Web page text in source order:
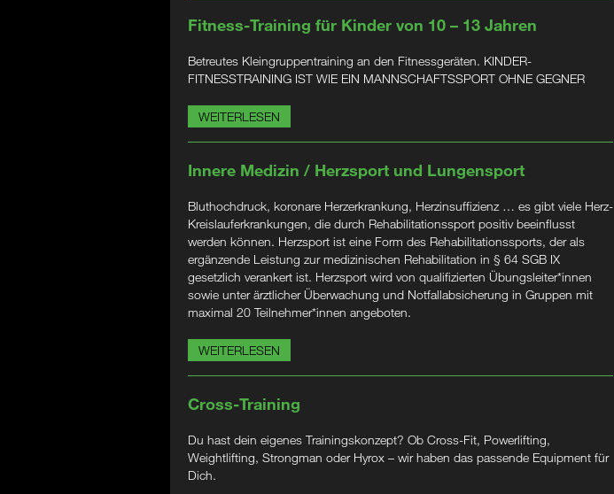
Fitness-Training für Kinder von 10 – 13 Jahren
Betreutes Kleingruppentraining an den Fitnessgeräten. KINDER-
FITNESSTRAINING IST WIE EIN MANNSCHAFTSSPORT OHNE GEGNER
WEITERLESEN
Innere Medizin / Herzsport und Lungensport
Bluthochdruck, koronare Herzerkrankung, Herzinsuffizienz … es gibt viele Herz-
Kreislauferkrankungen, die durch Rehabilitationssport positiv beeinflusst
werden können. Herzsport ist eine Form des Rehabilitationssports, der als
ergänzende Leistung zur medizinischen Rehabilitation in § 64 SGB IX
gesetzlich verankert ist. Herzsport wird von qualifizierten Übungsleiter*innen
sowie unter ärztlicher Überwachung und Notfallabsicherung in Gruppen mit
maximal 20 Teilnehmer*innen angeboten.
WEITERLESEN
Cross-Training
Du hast dein eigenes Trainingskonzept? Ob Cross-Fit, Powerlifting,
Weightlifting, Strongman oder Hyrox – wir haben das passende Equipment für
Dich.